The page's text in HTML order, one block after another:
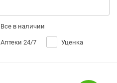
Все в наличии
Аптеки 24/7 Уценка